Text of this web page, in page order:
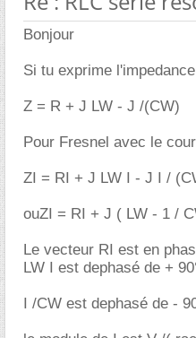
Bonjour
Si tu exprime
Z = R + J LW - J /(CW)
Pour Fresnel avec le
ZI = RI + J LW I - J I /
ouZI = RI + J ( LW - 1 /
Le vecteur RI est en
LW I est dephasé de +
I /CW est dephasé de -